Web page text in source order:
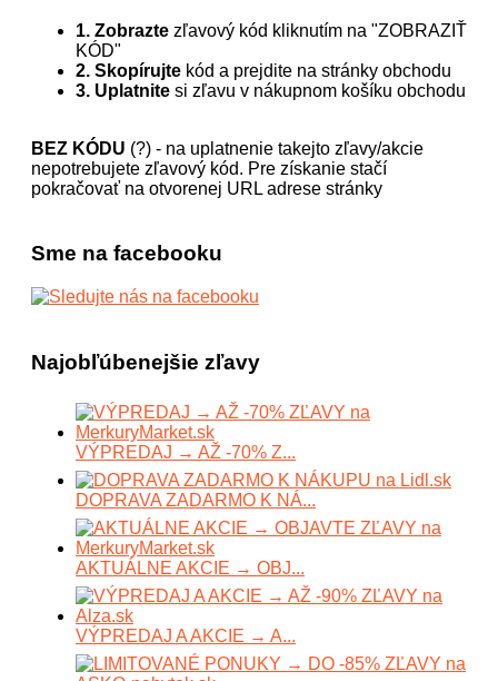
1. Zobrazte zľavový kód kliknutím na "ZOBRAZIŤ
KÓD"
2. Skopírujte kód a prejdite na stránky obchodu
3. Uplatnite si zľavu v nákupnom košíku obchodu
BEZ KÓDU (?) - na uplatnenie takejto zľavy/akcie
nepotrebujete zľavový kód. Pre získanie stačí
pokračovať na otvorenej URL adrese stránky
Sme na facebooku
Najobľúbenejšie zľavy
VÝPREDAJ → AŽ -70% Z...
DOPRAVA ZADARMO K NÁ...
AKTUÁLNE AKCIE → OBJ...
VÝPREDAJ A AKCIE → A...